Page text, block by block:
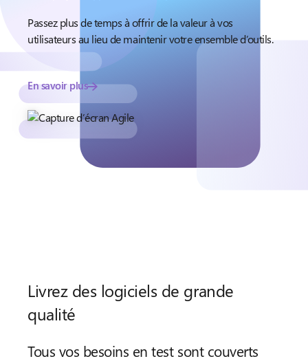
Passez plus de temps à offrir de la valeur à vos
utilisateurs au lieu de maintenir votre ensemble d’outils.
En savoir plus
Livrez des logiciels de grande
qualité
Tous vos besoins en test sont couverts